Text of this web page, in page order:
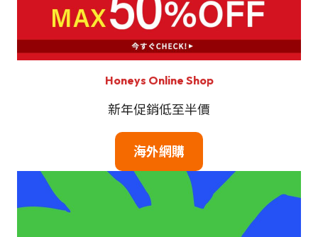
Honeys Online Shop
新年促銷低至半價
海外網購